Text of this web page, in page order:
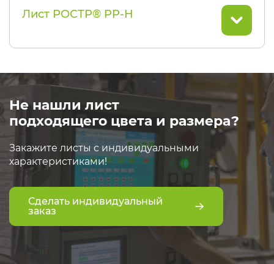
Лист РОСТР® PP-H
Не нашли лист
подходящего цвета и размера?
Закажите листы с индивидуальными
характеристиками!
Сделать индивидуальный
заказ